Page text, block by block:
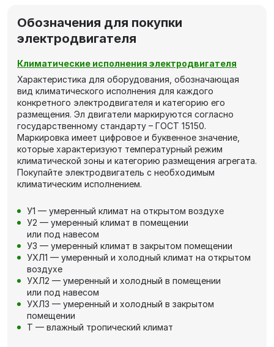
Обозначения для покупки
электродвигателя
Климатические исполнения электродвигателя
Характеристика для оборудования, обозначающая
вид климатического исполнения для каждого
конкретного электродвигателя и категорию его
размещения. Эл двигатели маркируются согласно
государственному стандарту – ГОСТ 15150.
Маркировка имеет цифровое и буквенное значение,
которые характеризуют температурный режим
климатической зоны и категорию размещения агрегата.
Покупайте электродвигатель с необходимым
климатическим исполнением.
У1 — умеренный климат на открытом воздухе
У2 — умеренный климат в помещении
или под навесом
У3 — умеренный климат в закрытом помещении
УХЛ1 — умеренный и холодный климат на открытом
воздухе
УХЛ2 — умеренный и холодный в помещении
или под навесом
УХЛ3 — умеренный и холодный в закрытом
помещении
Т — влажный тропический климат